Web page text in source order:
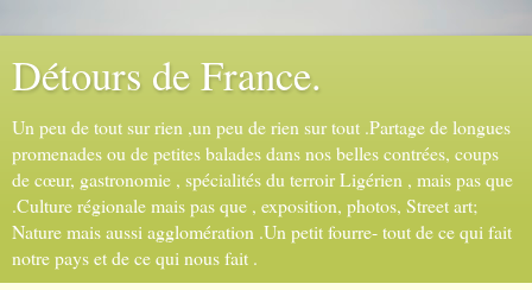
Détours de France.
Un peu de tout sur rien ,un peu de rien sur tout .Partage de longues
promenades ou de petites balades dans nos belles contrées, coups
de cœur, gastronomie , spécialités du terroir Ligérien , mais pas que
.Culture régionale mais pas que , exposition, photos, Street art;
Nature mais aussi agglomération .Un petit fourre- tout de ce qui fait
notre pays et de ce qui nous fait .